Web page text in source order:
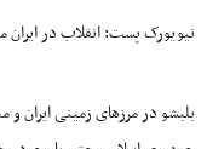
نیویورک پست: انقلاب در
بلبشو در مرزهای زمینی ایران و